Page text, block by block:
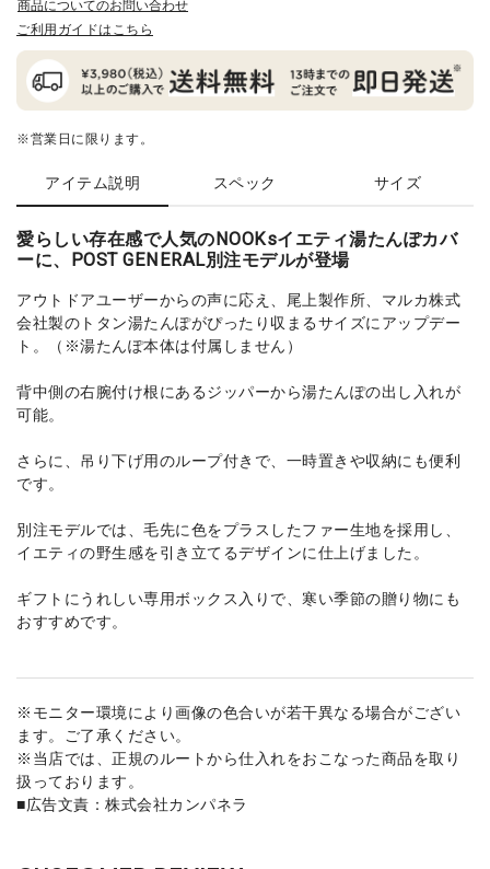
商品についてのお問い合わせ
ご利用ガイドはこちら
※営業日に限ります。
アイテム説明 スペック サイズ
愛らしい存在感で人気のNOOKsイエティ湯たんぽカバ
ーに、POST GENERAL別注モデルが登場
アウトドアユーザーからの声に応え、尾上製作所、マルカ株式
会社製のトタン湯たんぽがぴったり収まるサイズにアップデー
ト。（※湯たんぽ本体は付属しません）
背中側の右腕付け根にあるジッパーから湯たんぽの出し入れが
可能。
さらに、吊り下げ用のループ付きで、一時置きや収納にも便利
です。
別注モデルでは、毛先に色をプラスしたファー生地を採用し、
イエティの野生感を引き立てるデザインに仕上げました。
ギフトにうれしい専用ボックス入りで、寒い季節の贈り物にも
おすすめです。
※モニター環境により画像の色合いが若干異なる場合がござい
ます。ご了承ください。
※当店では、正規のルートから仕入れをおこなった商品を取り
扱っております。
■広告文責：株式会社カンパネラ